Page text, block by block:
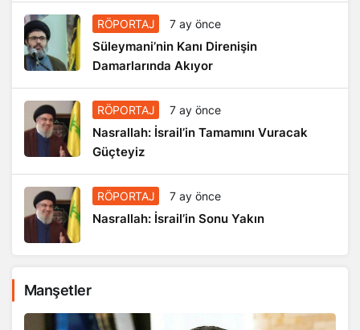
RÖPORTAJ 7 ay önce
Süleymani’nin Kanı Direnişin
Damarlarında Akıyor
RÖPORTAJ 7 ay önce
Nasrallah: İsrail’in Tamamını Vuracak
Güçteyiz
RÖPORTAJ 7 ay önce
Nasrallah: İsrail’in Sonu Yakın
Manşetler